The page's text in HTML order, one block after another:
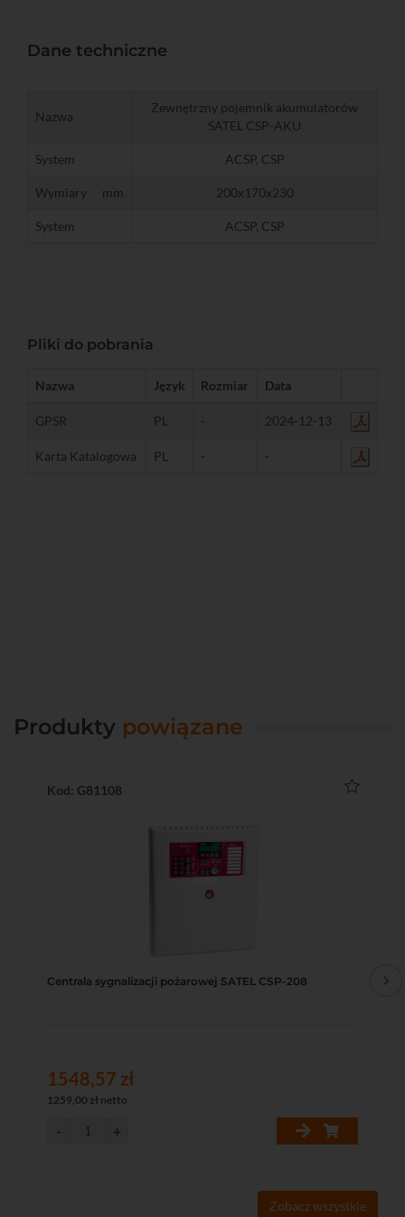
Dane techniczne
Nazwa
Zewnętrzny pojemnik akumulatorów
SATEL CSP-AKU
System ACSP, CSP
Wymiary mm 200x170x230
System ACSP, CSP
Pliki do pobrania
Nazwa Język Rozmiar Data
GPSR PL - 2024-12-13
Karta Katalogowa PL - -
Produkty powiązane
Kod: G81108
Centrala sygnalizacji pożarowej SATEL CSP-208
1548,57 zł
1259,00 zł netto
Zobacz wszystkie